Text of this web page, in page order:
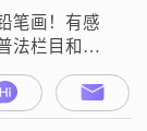
笔画！有感
法栏目和相
而关注养生
卖过服装，
妆品！我寻